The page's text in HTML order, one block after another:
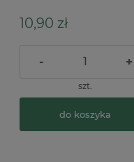
10,90 zł
- +
szt.
do koszyka